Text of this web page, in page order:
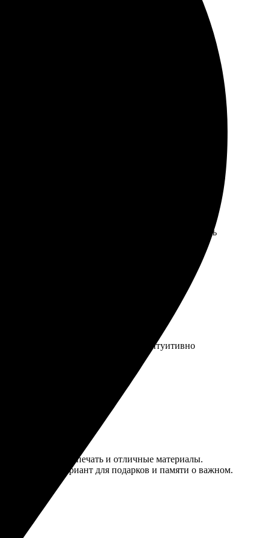
легко. Качество печати впечатлило, детали
фото, выбрала макет и настройку, и все!
Очень рада, что обратилась именно сюда. Теперь
заказа оказался простым и интуитивно
Качественная печать и отличные материалы.
Отличный вариант для подарков и памяти о важном.